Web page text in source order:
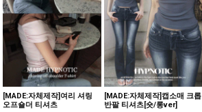
[MADE:자체제작]여리 셔링
오프숄더 티셔츠
[MADE:자체제작]캡소매 크롭
반팔 티셔츠[숏/롱ver]